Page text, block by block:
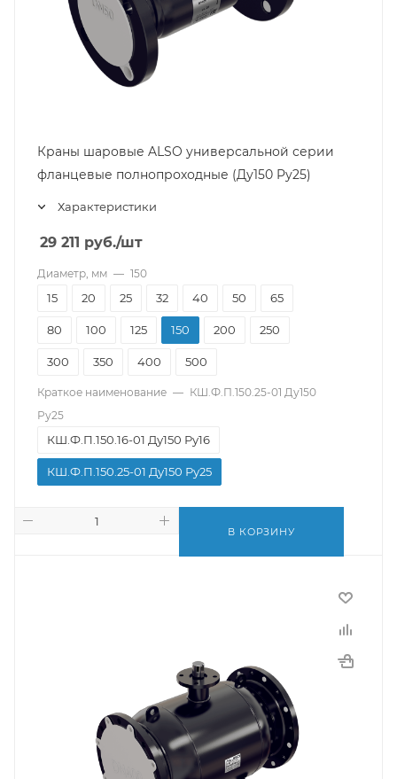
Краны шаровые ALSO универсальной серии
фланцевые полнопроходные (Ду150 Pу25)
Характеристики
29 211 руб./шт
Диаметр, мм — 150
15 20 25 32 40 50 65
80 100 125 150 200 250
300 350 400 500
Краткое наименование — КШ.Ф.П.150.25-01 Ду150
Ру25
КШ.Ф.П.150.16-01 Ду150 Ру16
КШ.Ф.П.150.25-01 Ду150 Ру25
В КОРЗИНУ